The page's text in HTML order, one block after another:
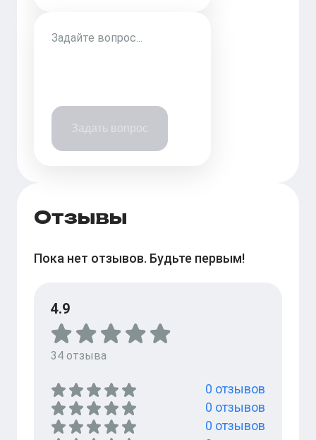
Задать вопрос
Отзывы
Пока нет отзывов. Будьте первым!
4.9
34 отзыва
0 отзывов
0 отзывов
0 отзывов